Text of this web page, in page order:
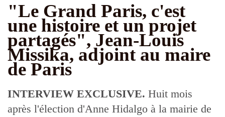
"Le Grand Paris, c'est
une histoire et un projet
partagés", Jean-Louis
Missika, adjoint au maire
de Paris
INTERVIEW EXCLUSIVE. Huit mois
après l'élection d'Anne Hidalgo à la mairie de